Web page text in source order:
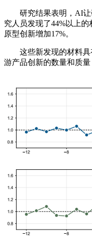
研究结果表明，AI让
究人员发现了44%以上
原型创新增加17%。
这些新发现的材料具
游产品创新的数量和质